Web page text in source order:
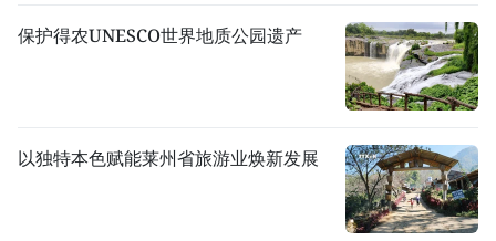
保护得农UNESCO世界地质公园遗产
以独特本色赋能莱州省旅游业焕新发展